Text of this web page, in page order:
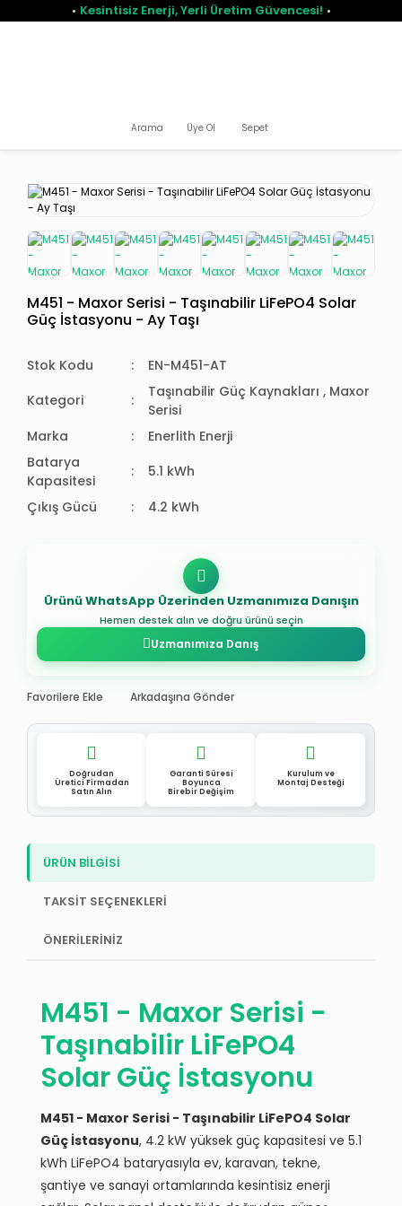
Kesintisiz Enerji, Yerli Üretim Güvencesi!
Arama Üye Ol Sepet
M451 - Maxor Serisi - Taşınabilir LiFePO4 Solar
Güç İstasyonu - Ay Taşı
Stok Kodu
EN-M451-AT
Kategori
Taşınabilir Güç Kaynakları, Maxor
Serisi
Marka
Enerlith Enerji
Batarya
Kapasitesi
5.1 kWh
Çıkış Gücü
4.2 kWh
Ürünü WhatsApp Üzerinden Uzmanımıza Danışın
Hemen destek alın ve doğru ürünü seçin
Uzmanımıza Danış
Favorilere Ekle Arkadaşına Gönder
Doğrudan
Üretici Firmadan
Satın Alın
Garanti Süresi
Boyunca
Birebir Değişim
Kurulum ve
Montaj Desteği
ÜRÜN BİLGİSİ
TAKSİT SEÇENEKLERİ
ÖNERİLERİNİZ
M451 - Maxor Serisi -
Taşınabilir LiFePO4
Solar Güç İstasyonu
M451 - Maxor Serisi - Taşınabilir LiFePO4 Solar
Güç İstasyonu, 4.2 kW yüksek güç kapasitesi ve 5.1
kWh LiFePO4 bataryasıyla ev, karavan, tekne,
şantiye ve sanayi ortamlarında kesintisiz enerji